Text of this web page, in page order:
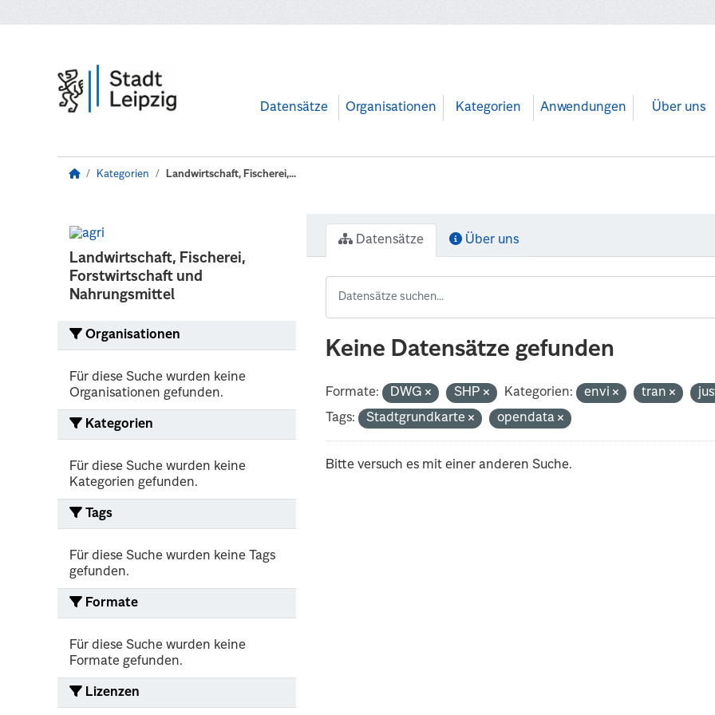
Datensätze Organisationen Kategorien Anwendungen Über uns
Kategorien Landwirtschaft, Fischerei,...
Landwirtschaft, Fischerei,
Forstwirtschaft und
Nahrungsmittel
Organisationen
Für diese Suche wurden keine
Organisationen gefunden.
Kategorien
Für diese Suche wurden keine
Kategorien gefunden.
Tags
Für diese Suche wurden keine Tags
gefunden.
Formate
Für diese Suche wurden keine
Formate gefunden.
Lizenzen
Datensätze Über uns
Keine Datensätze gefunden
Formate: DWG SHP Kategorien: envi tran
Tags:
Stadtgrundkarte opendata
Bitte versuch es mit einer anderen Suche.